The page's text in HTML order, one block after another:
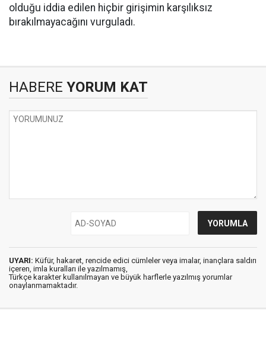
olduğu iddia edilen hiçbir girişimin karşılıksız
bırakılmayacağını vurguladı.
HABERE YORUM KAT
UYARI: Küfür, hakaret, rencide edici cümleler veya imalar, inançlara saldırı
içeren, imla kuralları ile yazılmamış,
Türkçe karakter kullanılmayan ve büyük harflerle yazılmış yorumlar
onaylanmamaktadır.